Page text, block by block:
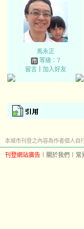
馬永正
等級：7
留言｜ 加入好友
本城市刊登之內容為作者個人自
刊登網站廣告 關於我們 常